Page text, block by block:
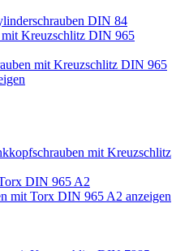
DIN 84
mit Kreuzschlitz DIN 965
mit Kreuzschlitz DIN 965
mit Kreuzschlitz
DIN 965 A2
mit Torx DIN 965 A2 anzeigen